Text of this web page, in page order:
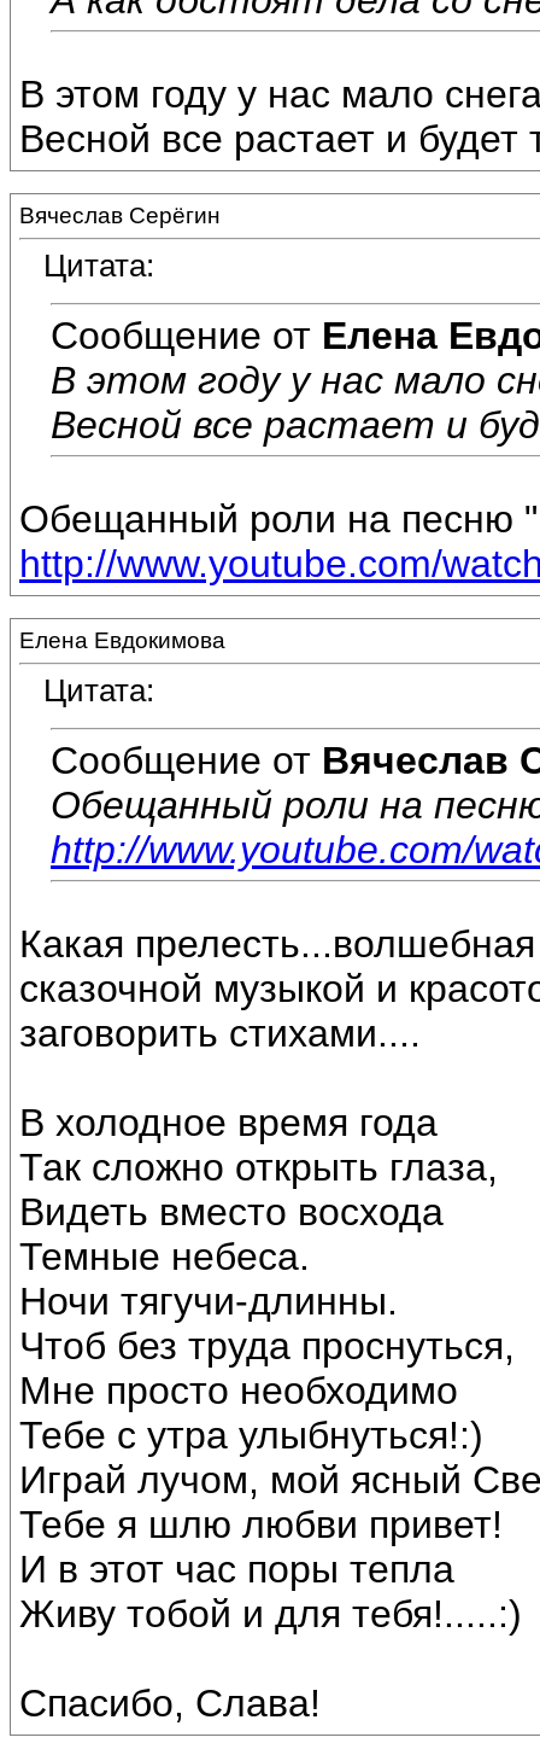
В этом году у нас мало
Весной все растает и
Вячеслав Серёгин
Цитата:
Сообщение от Елена
В этом году у нас мало
Весной все растает и
Обещанный роли на песню
http://www.youtube.com/
Елена Евдокимова
Цитата:
Сообщение от Вячеслав
Обещанный роли на
http://www.youtube.com/
Какая
сказочной музыкой и
заговорить стихами....
В холодное время года
Так сложно открыть глаза,
Видеть вместо восхода
Темные небеса.
Ночи тягучи-длинны.
Чтоб без труда проснуться,
Мне просто необходимо
Тебе с утра улыбнуться!:)
Играй лучом, мой ясный
Тебе я шлю любви привет!
И в этот час поры тепла
Живу тобой и для тебя!.....:)
Спасибо, Слава!